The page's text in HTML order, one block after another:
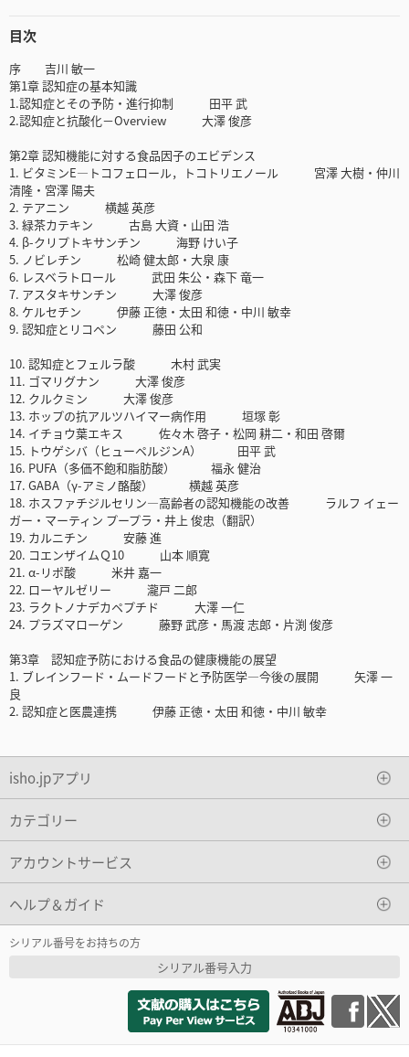
目次
序 吉川 敏一
第1章 認知症の基本知識
1.認知症とその予防・進行抑制 田平 武
2.認知症と抗酸化－Overview 大澤 俊彦
第2章 認知機能に対する食品因子のエビデンス
1. ビタミンE―トコフェロール，トコトリエノール 宮澤 大樹・仲川
清隆・宮澤 陽夫
2. テアニン 横越 英彦
3. 緑茶カテキン 古島 大資・山田 浩
4. β-クリプトキサンチン 海野 けい子
5. ノビレチン 松崎 健太郎・大泉 康
6. レスベラトロール 武田 朱公・森下 竜一
7. アスタキサンチン 大澤 俊彦
8. ケルセチン 伊藤 正徳・太田 和徳・中川 敏幸
9. 認知症とリコペン 藤田 公和
10. 認知症とフェルラ酸 木村 武実
11. ゴマリグナン 大澤 俊彦
12. クルクミン 大澤 俊彦
13. ホップの抗アルツハイマー病作用 垣塚 彰
14. イチョウ葉エキス 佐々木 啓子・松岡 耕二・和田 啓爾
15. トウゲシバ（ヒューペルジンA） 田平 武
16. PUFA（多価不飽和脂肪酸） 福永 健治
17. GABA（γ-アミノ酪酸） 横越 英彦
18. ホスファチジルセリン―高齢者の認知機能の改善 ラルフ イェー
ガー・マーティン プープラ・井上 俊忠（翻訳）
19. カルニチン 安藤 進
20. コエンザイムＱ10 山本 順寛
21. α-リポ酸 米井 嘉一
22. ローヤルゼリー 瀧戸 二郎
23. ラクトノナデカペプチド 大澤 一仁
24. プラズマローゲン 藤野 武彦・馬渡 志郎・片渕 俊彦
第3章 認知症予防における食品の健康機能の展望
1. ブレインフード・ムードフードと予防医学―今後の展開 矢澤 一
良
2. 認知症と医農連携 伊藤 正徳・太田 和徳・中川 敏幸
isho.jpアプリ
カテゴリー
アカウントサービス
ヘルプ＆ガイド
シリアル番号をお持ちの方
シリアル番号入力